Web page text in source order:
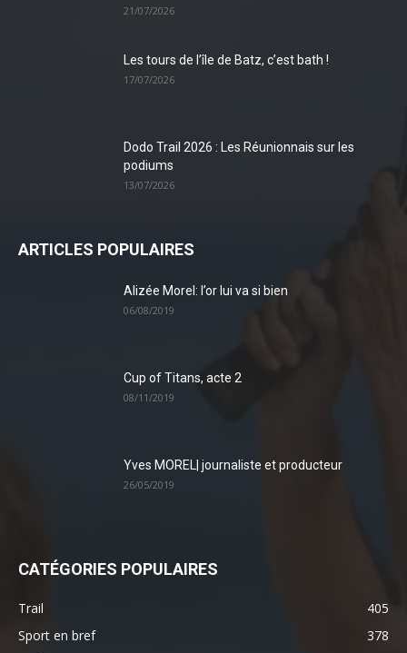
21/07/2026
Les tours de l’île de Batz, c’est bath !
17/07/2026
Dodo Trail 2026 : Les Réunionnais sur les
podiums
13/07/2026
ARTICLES POPULAIRES
Alizée Morel: l’or lui va si bien
06/08/2019
Cup of Titans, acte 2
08/11/2019
Yves MOREL| journaliste et producteur
26/05/2019
CATÉGORIES POPULAIRES
Trail
405
Sport en bref
378